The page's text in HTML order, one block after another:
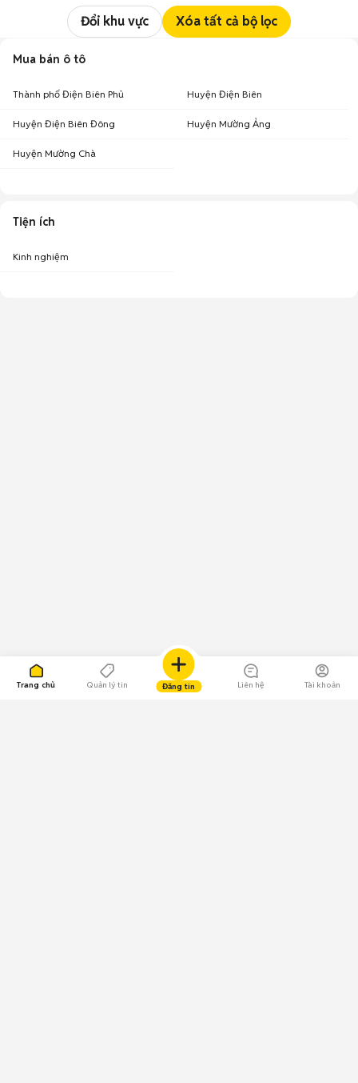
Trang chủ Quản lý tin Đăng tin Liên hệ Tài khoản
Đổi khu vực Xóa tất cả bộ lọc
Mua bán ô tô
Thành phố Điện Biên Phủ Huyện Điện Biên
Huyện Điện Biên Đông Huyện Mường Ảng
Huyện Mường Chà
Tiện ích
Kinh nghiệm